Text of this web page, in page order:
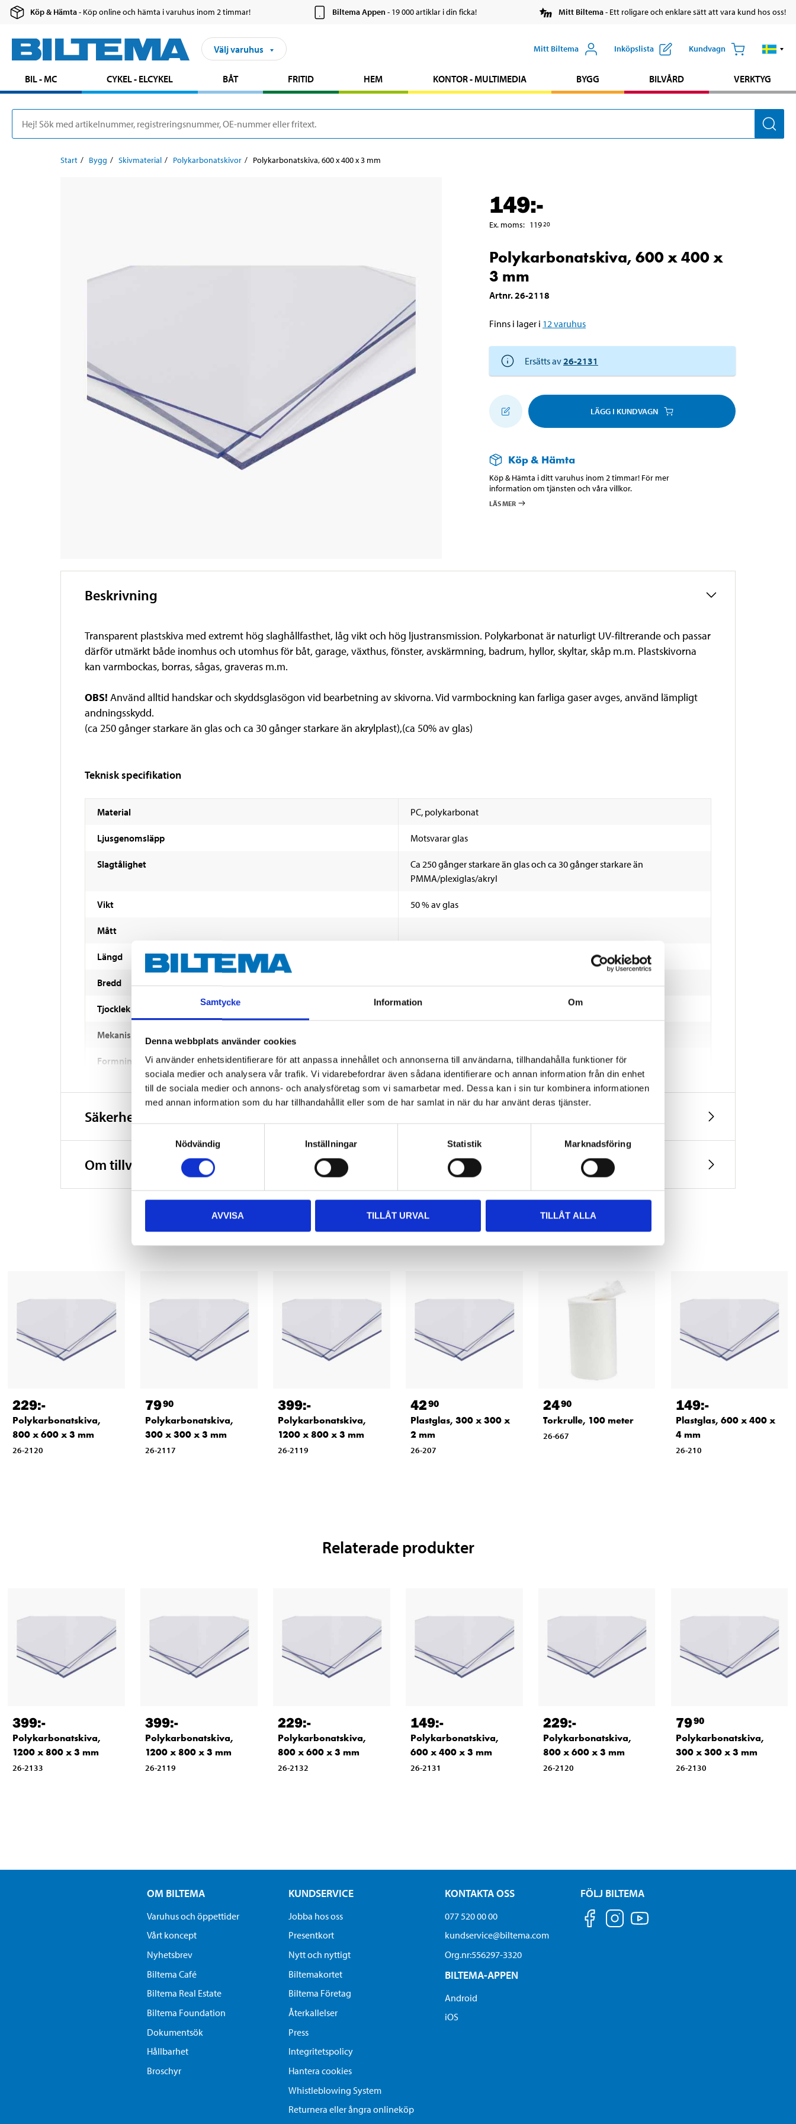
Samtycke Information Om
Denna webbplats använder cookies
Vi använder enhetsidentifierare för att anpassa innehållet och annonserna till användarna, tillhandahålla funktioner för
sociala medier och analysera vår trafik. Vi vidarebefordrar även sådana identifierare och annan information från din enhet
till de sociala medier och annons- och analysföretag som vi samarbetar med. Dessa kan i sin tur kombinera informationen
med annan information som du har tillhandahållit eller som de har samlat in när du har använt deras tjänster.
Nödvändig
Inställningar Statistik Marknadsföring
AVVISA TILLÅT URVAL TILLÅT ALLA
Köp & Hämta- Köp online och hämta i varuhus inom 2 timmar! Biltema Appen- 19 000 artiklar i din ficka! Mitt Biltema- Ett roligare och enklare sätt att vara kund hos oss!
Välj varuhus Mitt Biltema Inköpslista Kundvagn
BIL - MC CYKEL - ELCYKEL BÅT FRITID HEM KONTOR - MULTIMEDIA BYGG BILVÅRD VERKTYG
Start Bygg Skivmaterial Polykarbonatskivor Polykarbonatskiva, 600 x 400 x 3 mm
149:-
Ex. moms: 119 20
Polykarbonatskiva, 600 x 400 x
3 mm
Artnr.26-2118
Finns i lager i 12varuhus
Ersätts av26-2131
LÄGG I KUNDVAGN
Köp & Hämta
Köp & Hämta i ditt varuhus inom 2 timmar! För mer
information om tjänsten och våra villkor.
LÄS MER
Beskrivning
Transparent plastskiva med extremt hög slaghållfasthet, låg vikt och hög ljustransmission. Polykarbonat är naturligt UV-filtrerande och passar
därför utmärkt både inomhus och utomhus för båt, garage, växthus, fönster, avskärmning, badrum, hyllor, skyltar, skåp m.m. Plastskivorna
kan varmbockas, borras, sågas, graveras m.m.
OBS! Använd alltid handskar och skyddsglasögon vid bearbetning av skivorna. Vid varmbockning kan farliga gaser avges, använd lämpligt
andningsskydd.
(ca 250 gånger starkare än glas och ca 30 gånger starkare än akrylplast),(ca 50% av glas)
Teknisk specifikation
Material PC, polykarbonat
Ljusgenomsläpp Motsvarar glas
Slagtålighet
Ca 250 gånger starkare än glas och ca 30 gånger starkare än
PMMA/plexiglas/akryl
Vikt 50 % av glas
Mått
Längd
Bredd 400 mm
Tjocklek 3 mm
Mekaniska egenskaper
Formningstemperatur 145–165 °C
1,2 g/cm³
Brandmotstånd
Temperaturbeständighet Momentant: +80 °C
Temperaturbeständighet Kontinuerlig: +70 °C
Temperaturbeständighet Min: -20 °C
300 °C
Säkerhetsinformation och övriga dokument
Om tillverkaren
Andra kunder köpte också
229:-
Polykarbonatskiva,
800 x 600 x 3 mm
26-2120
7990
Polykarbonatskiva,
300 x 300 x 3 mm
26-2117
399:-
Polykarbonatskiva,
1200 x 800 x 3 mm
26-2119
4290
Plastglas, 300 x 300 x
2 mm
26-207
2490
Torkrulle, 100 meter
26-667
149:-
Plastglas, 600 x 400 x
4 mm
26-210
Relaterade produkter
399:-
Polykarbonatskiva,
1200 x 800 x 3 mm
26-2133
399:-
Polykarbonatskiva,
1200 x 800 x 3 mm
26-2119
229:-
Polykarbonatskiva,
800 x 600 x 3 mm
26-2132
149:-
Polykarbonatskiva,
600 x 400 x 3 mm
26-2131
229:-
Polykarbonatskiva,
800 x 600 x 3 mm
26-2120
7990
Polykarbonatskiva,
300 x 300 x 3 mm
26-2130
OM BILTEMA
Varuhus och öppettider
Vårt koncept
Nyhetsbrev
Biltema Café
Biltema Real Estate
Biltema Foundation
Dokumentsök
Hållbarhet
Broschyr
KUNDSERVICE
Jobba hos oss
Presentkort
Nytt och nyttigt
Biltemakortet
Biltema Företag
Återkallelser
Press
Integritetspolicy
Hantera cookies
Whistleblowing System
Returnera eller ångra onlineköp
KONTAKTA OSS
077 520 00 00
kundservice@biltema.com
Org.nr:556297-3320
BILTEMA-APPEN
Android
iOS
FÖLJ BILTEMA